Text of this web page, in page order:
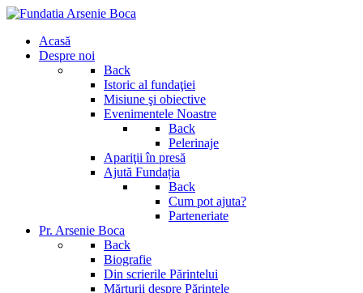
Acasă
Despre noi
Back
Istoric al fundaţiei
Misiune şi obiective
Evenimentele Noastre
Back
Pelerinaje
Apariţii în presă
Ajută Fundația
Back
Cum pot ajuta?
Parteneriate
Pr. Arsenie Boca
Back
Biografie
Din scrierile Părintelui
Mărturii despre Părintele